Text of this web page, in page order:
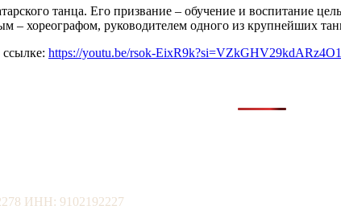
танца. Его призвание – обучение и воспитание
– хореографом, руководителем одного из крупнейших
https://youtu.be/rsok-EixR9k?si=VZkGHV29kdARz4O1
ИНН: 9102192227